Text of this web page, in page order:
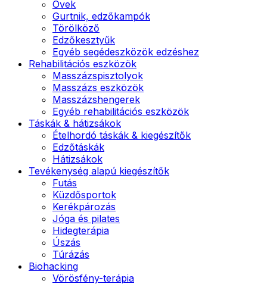
Övek
Gurtnik, edzőkampók
Törölköző
Edzőkesztyűk
Egyéb segédeszközök edzéshez
Rehabilitációs eszközök
Masszázspisztolyok
Masszázs eszközök
Masszázshengerek
Egyéb rehabilitációs eszközök
Táskák & hátizsákok
Ételhordó táskák & kiegészítők
Edzőtáskák
Hátizsákok
Tevékenység alapú kiegészítők
Futás
Küzdősportok
Kerékpározás
Jóga és pilates
Hidegterápia
Úszás
Túrázás
Biohacking
Vörösfény-terápia